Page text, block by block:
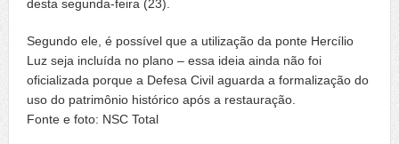
desta segunda-feira (23).
Segundo ele, é possível que a utilização da ponte Hercílio
Luz seja incluída no plano – essa ideia ainda não foi
oficializada porque a Defesa Civil aguarda a formalização do
uso do patrimônio histórico após a restauração.
Fonte e foto: NSC Total